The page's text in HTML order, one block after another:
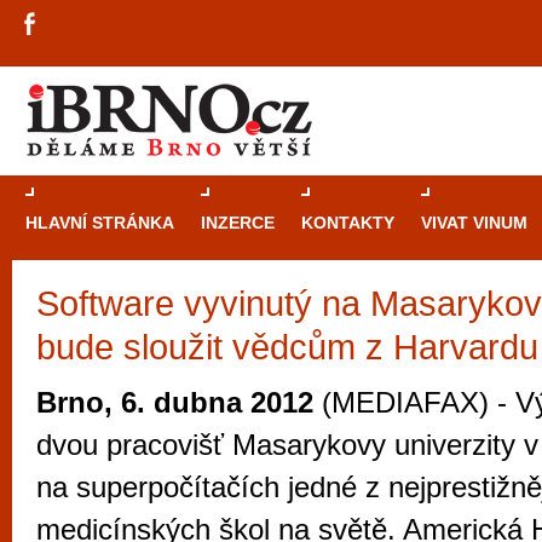
HLAVNÍ STRÁNKA INZERCE KONTAKTY VIVAT VINUM
Software vyvinutý na
bude sloužit vědcům z Harvardu
Brno, 6. dubna 2012 (MEDIAFAX) -
dvou pracovišť Masarykovy univerzity
na superpočítačích jedné z
medicínských škol na světě. Americká
Průvodce
Brně: Od
Brno je
zajímavé
restaurace,
Mimo jiné je ale také místem, kde si